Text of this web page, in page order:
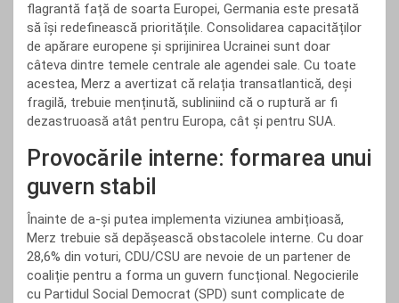
flagrantă față de soarta Europei, Germania este presată
să își redefinească prioritățile. Consolidarea capacităților
de apărare europene și sprijinirea Ucrainei sunt doar
câteva dintre temele centrale ale agendei sale. Cu toate
acestea, Merz a avertizat că relația transatlantică, deși
fragilă, trebuie menținută, subliniind că o ruptură ar fi
dezastruoasă atât pentru Europa, cât și pentru SUA.
Provocările interne: formarea unui
guvern stabil
Înainte de a-și putea implementa viziunea ambițioasă,
Merz trebuie să depășească obstacolele interne. Cu doar
28,6% din voturi, CDU/CSU are nevoie de un partener de
coaliție pentru a forma un guvern funcțional. Negocierile
cu Partidul Social Democrat (SPD) sunt complicate de